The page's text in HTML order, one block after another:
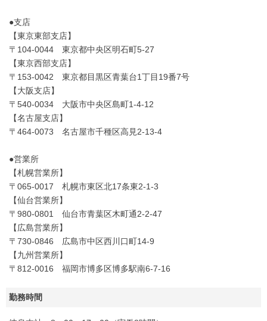
●支店
【東京東部支店】
〒104-0044 東京都中央区明石町5-27
【東京西部支店】
〒153-0042 東京都目黒区青葉台1丁目19番7号
【大阪支店】
〒540-0034 大阪市中央区島町1-4-12
【名古屋支店】
〒464-0073 名古屋市千種区高見2-13-4
●営業所
【札幌営業所】
〒065-0017 札幌市東区北17条東2-1-3
【仙台営業所】
〒980-0801 仙台市青葉区木町通2-2-47
【広島営業所】
〒730-0846 広島市中区西川口町14-9
【九州営業所】
〒812-0016 福岡市博多区博多駅南6-7-16
勤務時間